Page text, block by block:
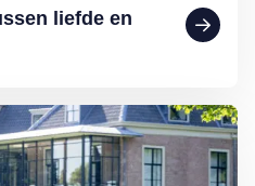
liefde en
Willem-Alexander en Máxima: